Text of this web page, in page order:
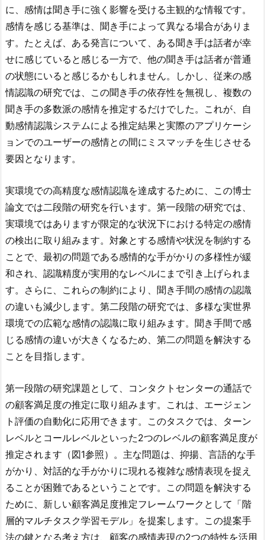
に、感情は聞き手に強く影響を受ける主観的な情報です。
感情を感じる基準は、聞き手によって異なる場合がありま
す。たとえば、ある発言について、ある聞き手は話者が幸
せに感じていると感じる一方で、他の聞き手は話者が普通
の状態にいると感じるかもしれません。しかし、従来の感
情認識の研究では、この聞き手の依存性を無視し、複数の
聞き手の多数派の感情を推定するだけでした。これが、自
動感情認識システムによる推定結果と実際のアプリケーシ
ョンでのユーザーの感情との間にミスマッチを生じさせる
要因となります。
実環境での高精度な感情認識を達成するために、この博士
論文では二段階の研究を行います。第一段階の研究では、
実環境ではありますが限定的な状況下における特定の感情
の検出に取り組みます。対象とする感情や状況を制約する
ことで、最初の問題である感情的な手がかりの多様性が緩
和され、認識精度が実用的なレベルにまで引き上げられま
す。さらに、これらの制約により、聞き手間の感情の認識
の違いも減少します。第二段階の研究では、多様な実世界
環境での広範な感情の認識に取り組みます。聞き手間で感
じる感情の違いが大きくなるため、第二の問題を解決する
ことを目指します。
第一段階の研究課題として、コンタクトセンターの通話で
の顧客満足度の推定に取り組みます。これは、エージェン
ト評価の自動化に応用できます。このタスクでは、ターン
レベルとコールレベルといった2つのレベルの顧客満足度が
推定されます（図1参照）。主な問題は、抑揚、言語的な手
がかり、対話的な手がかりに現れる複雑な感情表現を捉え
ることが困難であるということです。この問題を解決する
ために、新しい顧客満足度推定フレームワークとして「階
層的マルチタスク学習モデル」を提案します。この提案手
法の鍵となる考え方は、顧客の感情表現の2つの特性を活用